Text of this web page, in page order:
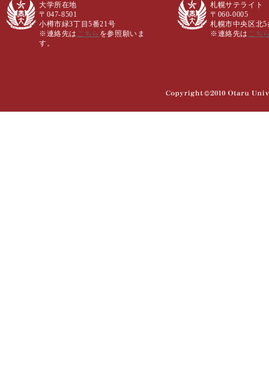
大学所在地
〒047-8501
小樽市緑3丁目5番21号
※連絡先は こちら を参照願いま
す。
札幌サテライト
〒060-0005
札幌市中央区北5
※連絡先は こち